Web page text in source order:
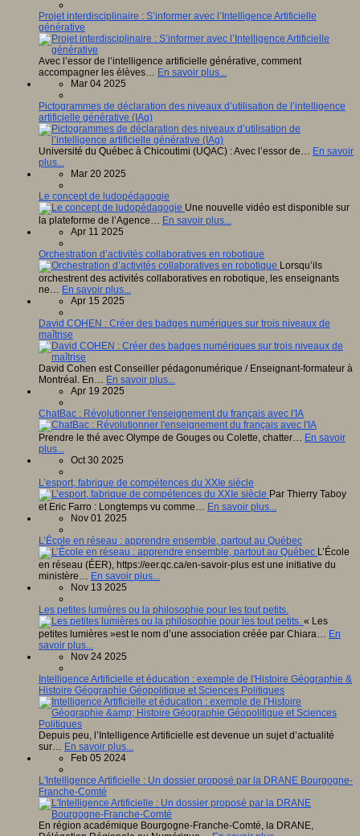
Projet interdisciplinaire : S’informer avec l’Intelligence Artificielle
générative
Avec l’essor de l’intelligence artificielle générative, comment
accompagner les élèves… En savoir plus...
Mar 04 2025
Pictogrammes de déclaration des niveaux d’utilisation de l’intelligence
artificielle générative (IAg)
Université du Québec à Chicoutimi (UQAC) : Avec l’essor de… En savoir
plus...
Mar 20 2025
Le concept de ludopédagogie
Une nouvelle vidéo est disponible sur
la plateforme de l’Agence… En savoir plus...
Apr 11 2025
Orchestration d’activités collaboratives en robotique
Lorsqu’ils
orchestrent des activités collaboratives en robotique, les enseignants
ne… En savoir plus...
Apr 15 2025
David COHEN : Créer des badges numériques sur trois niveaux de
maîtrise
David Cohen est Conseiller pédagonumérique / Enseignant-formateur à
Montréal. En… En savoir plus...
Apr 19 2025
ChatBac : Révolutionner l'enseignement du français avec l'IA
Prendre le thé avec Olympe de Gouges ou Colette, chatter… En savoir
plus...
Oct 30 2025
L’esport, fabrique de compétences du XXIe siècle
Par Thierry Taboy
et Eric Farro : Longtemps vu comme… En savoir plus...
Nov 01 2025
L’École en réseau : apprendre ensemble, partout au Québec
L’École
en réseau (ÉER), https://eer.qc.ca/en-savoir-plus est une initiative du
ministère… En savoir plus...
Nov 13 2025
Les petites lumières ou la philosophie pour les tout petits.
« Les
petites lumières »est le nom d’une association créée par Chiara… En
savoir plus...
Nov 24 2025
Intelligence Artificielle et éducation : exemple de l'Histoire Géographie &
Histoire Géographie Géopolitique et Sciences Politiques
Depuis peu, l’Intelligence Artificielle est devenue un sujet d’actualité
sur… En savoir plus...
Feb 05 2024
L'Intelligence Artificielle : Un dossier proposé par la DRANE Bourgogne-
Franche-Comté
En région académique Bourgogne-Franche-Comté, la DRANE,